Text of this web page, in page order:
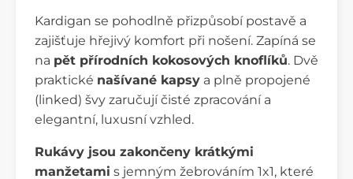
Kardigan se pohodlně přizpůsobí postavě a
zajišťuje hřejivý komfort při nošení. Zapíná se
na pět přírodních kokosových knoflíků. Dvě
praktické našívané kapsy a plně propojené
(linked) švy zaručují čisté zpracování a
elegantní, luxusní vzhled.
Rukávy jsou zakončeny krátkými
manžetami s jemným žebrováním 1x1, které